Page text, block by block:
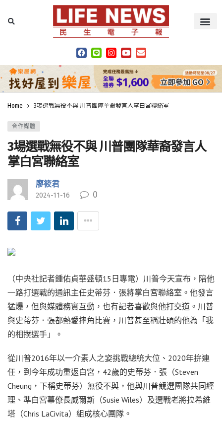
Home 3場選戰無役不與 川普團隊華裔發言人掌白宮聯絡室
合作媒體
3場選戰無役不與 川普團隊華裔發言人
掌白宮聯絡室
廖筱君
2024-11-16 0
（中央社記者鍾佑貞華盛頓15日專電）川普今天宣布，陪他
一路打選戰的通訊主任史蒂芬．張將掌白宮聯絡室。他發言
猛爆，但與媒體務實互動，也有記者喜歡與他打交道。川普
與史蒂芬．張都熱愛摔角比賽，川普甚至稱壯碩的他為「我
的相撲選手」。
從川普2016年以一介素人之姿挑戰總統大位、2020年拚連
任，到今年成功重返白宮，42歲的史蒂芬．張（Steven
Cheung，下稱史蒂芬）無役不與，他與川普競選團隊共同經
理、準白宮幕僚長威爾斯（Susie Wiles）及選戰老將拉希維
塔（Chris LaCivita）組成核心團隊。